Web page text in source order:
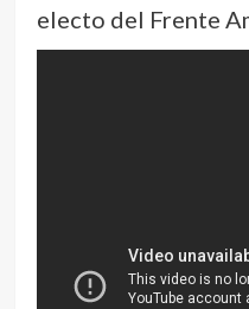
electo del Frente